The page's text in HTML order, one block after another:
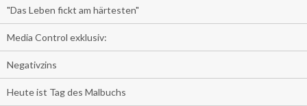
"Das Leben fickt am härtesten"
Media Control exklusiv:
Negativzins
Heute ist Tag des Malbuchs